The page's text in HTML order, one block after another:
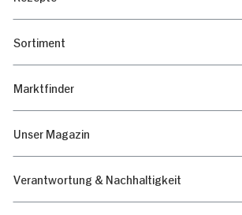
Sortiment
Marktfinder
Unser Magazin
Verantwortung & Nachhaltigkeit